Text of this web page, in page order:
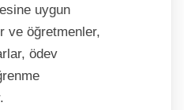
uygun
ve öğretmenler,
ödev